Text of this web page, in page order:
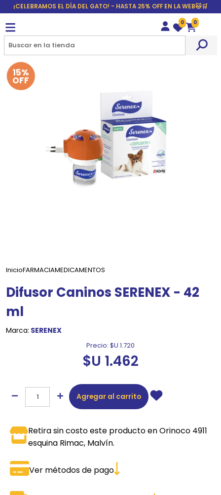
¡CELEBRAMOS EL DÍA DEL GATO! - HASTA 25% OFF EN LA WEB🐱🛒
Wishlist
0
Carrito
0
15%
OFF
InicioFARMACIAMEDICAMENTOS
Difusor Caninos SERENEX - 42
ml
Marca: SERENEX
Precio: $U 1.720
$U 1.462
Agregar al carrito
Retira sin costo este producto en Orinoco 4911
esquina Rimac, Malvín.
Ver métodos de pago